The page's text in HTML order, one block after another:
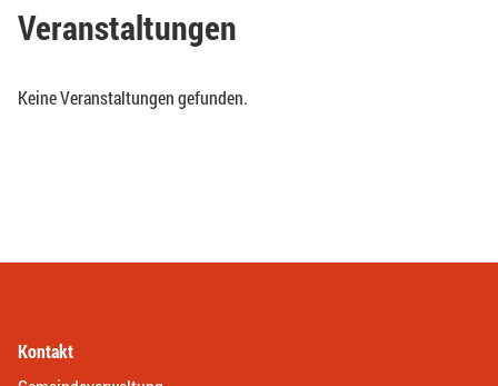
Veranstaltungen
Keine Veranstaltungen gefunden.
Kontakt